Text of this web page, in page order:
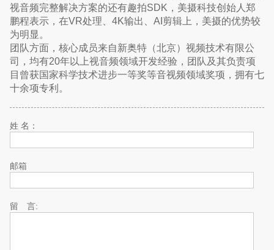
视音频完整解决方案的还有趣拍SDK，美摄科技创始人郑
鹏程表示，在VR处理、4K输出、AI剪辑上，美摄的优势较
为明显。
团队方面，核心成员来自新奥特（北京）视频技术有限公
司，均有20年以上视音频领域开发经验，团队及其负责项
目曾获国家科学技术进步一等奖等音视频领域奖项，拥有七
十余项专利。
姓 名：
邮箱
留 言: